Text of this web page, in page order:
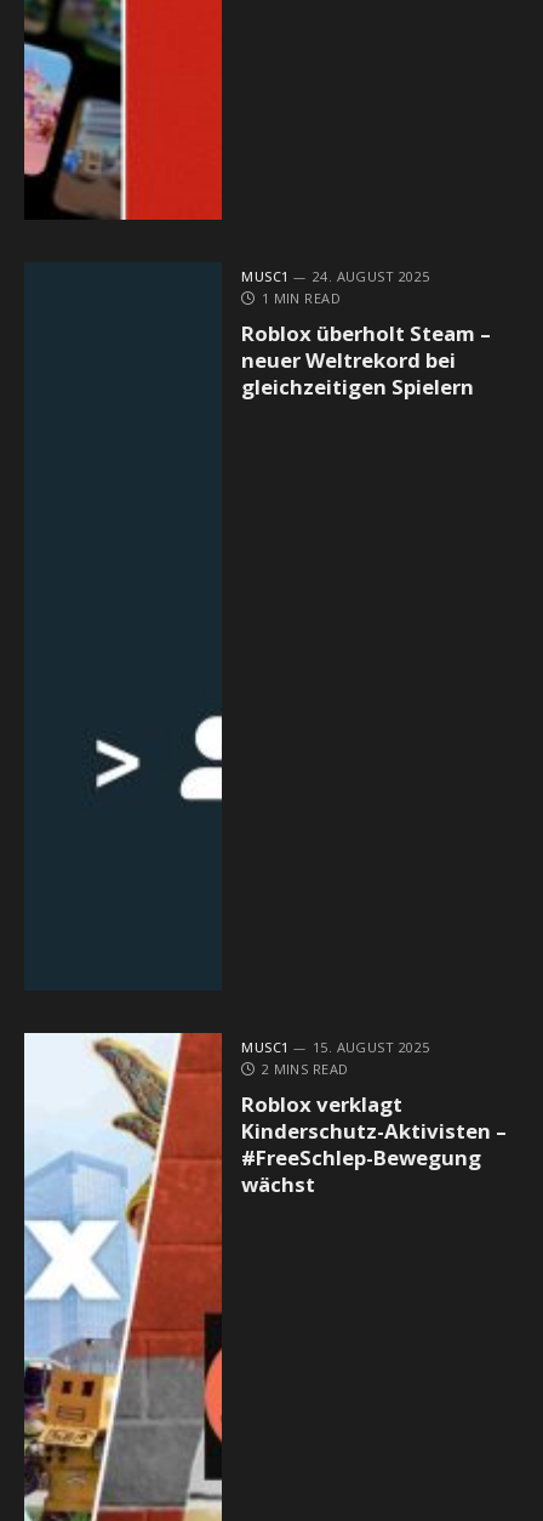
MUSC1
24. AUGUST 2025
1 MIN READ
Roblox überholt Steam –
neuer Weltrekord bei
gleichzeitigen Spielern
MUSC1
15. AUGUST 2025
2 MINS READ
Roblox verklagt
Kinderschutz-Aktivisten –
#FreeSchlep-Bewegung
wächst